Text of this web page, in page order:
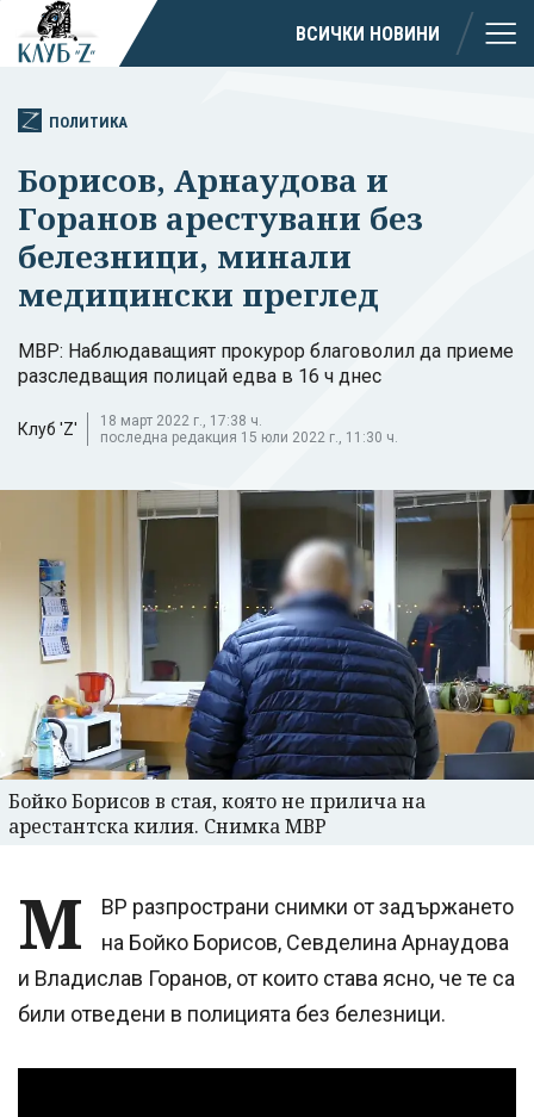
ВСИЧКИ НОВИНИ
ПОЛИТИКА
Борисов, Арнаудова и
Горанов арестувани без
белезници, минали
медицински преглед
МВР: Наблюдаващият прокурор благоволил да приеме
разследващия полицай едва в 16 ч днес
Клуб 'Z'
18 март 2022 г., 17:38 ч.
последна редакция 15 юли 2022 г., 11:30 ч.
Бойко Борисов в стая, която не прилича на
арестантска килия. Снимка МВР
М
ВР разпространи снимки от задържането
на Бойко Борисов, Севделина Арнаудова
и Владислав Горанов, от които става ясно, че те са
били отведени в полицията без белезници.